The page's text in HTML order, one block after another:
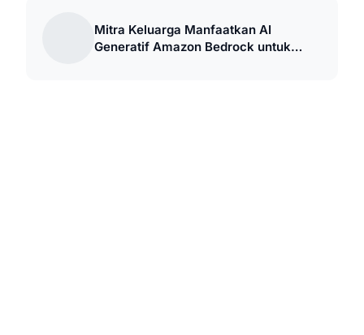
Mitra Keluarga Manfaatkan AI
Generatif Amazon Bedrock untuk